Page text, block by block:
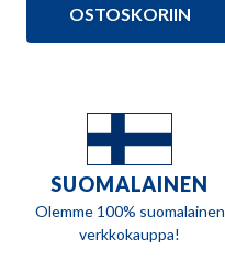
175,00 €.
164,90 €.
OSTOSKORIIN
SUOMALAINEN
Olemme 100% suomalainen
verkkokauppa!